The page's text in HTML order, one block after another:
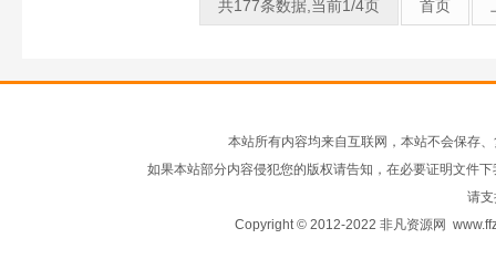
共177条数据,当前1/4页 首页
本站所有内容均来自互联网，本站不会保存
如果本站部分内容侵犯您的版权请告知，在必要证明文件
请
Copyright © 2012-2022 非凡资源网